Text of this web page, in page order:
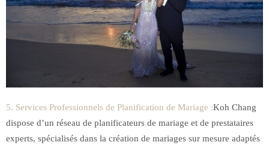
5. Services Professionnels de Planification de Mariage :Koh Chang
dispose d’un réseau de planificateurs de mariage et de prestataires
experts, spécialisés dans la création de mariages sur mesure adaptés